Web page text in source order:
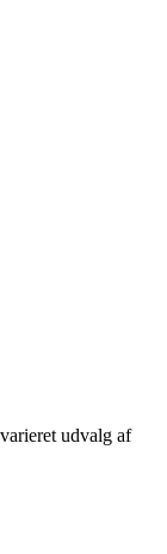
udvalg af